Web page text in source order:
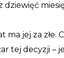
ma jej za
tej decyzji –